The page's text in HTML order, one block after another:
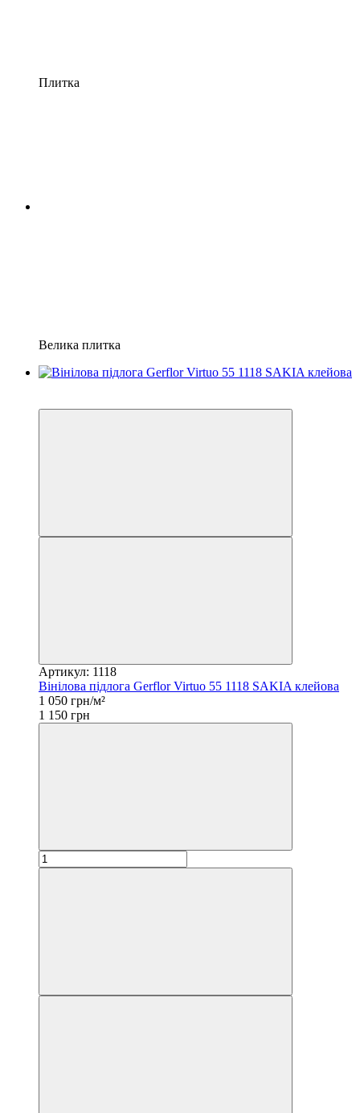
Плитка
Велика плитка
Артикул: 1118
Вінілова підлога Gerflor Virtuo 55 1118 SAKIA клейова
1 050 грн/м²
1 150 грн